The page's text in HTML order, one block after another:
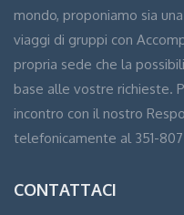
mondo, proponiamo sia
viaggi di gruppi con
propria sede che la
base alle vostre richieste.
incontro con il nostro
telefonicamente al 351-
CONTATTACI